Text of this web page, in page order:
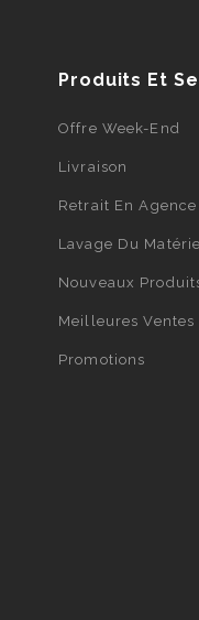
Produits Et
Offre Week-End
Livraison
Retrait En Agence
Lavage Du
Nouveaux
Meilleures Ventes
Promotions